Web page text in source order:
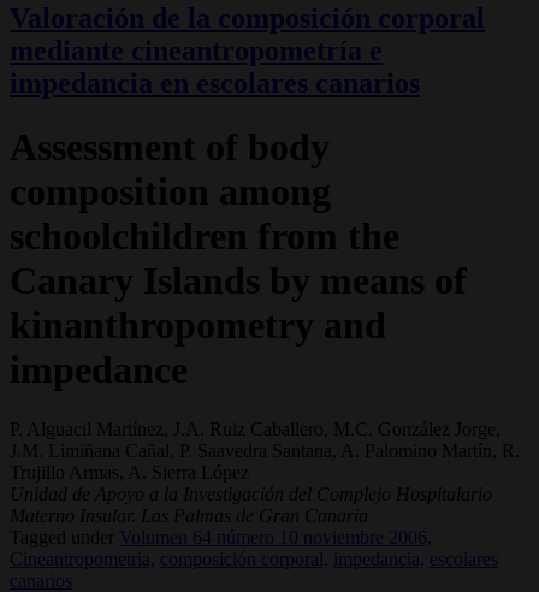
Valoración de la composición corporal
mediante cineantropometría e
impedancia en escolares canarios
Assessment of body
composition among
schoolchildren from the
Canary Islands by means of
kinanthropometry and
impedance
P. Alguacil Martínez, J.A. Ruiz Caballero, M.C. González Jorge,
J.M. Limiñana Cañal, P. Saavedra Santana, A. Palomino Martín, R.
Trujillo Armas, A. Sierra López
Unidad de Apoyo a la Investigación del Complejo Hospitalario
Materno Insular. Las Palmas de Gran Canaria
Tagged under
Volumen 64 número 10 noviembre 2006,
Cineantropometría, composición corporal, impedancia, escolares
canarios